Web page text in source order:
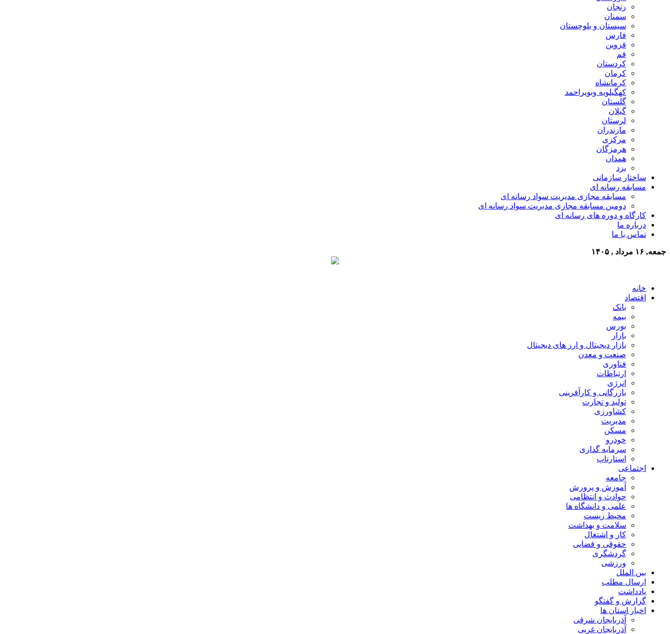
زنجان
سمنان
سیستان و بلوچستان
فارس
قزوین
قم
کردستان
کرمان
کرمانشاه
کهگیلویه وبویراحمد
گلستان
گیلان
لرستان
مازندران
مرکزی
هرمزگان
همدان
یزد
ساختار سازمانی
مسابقه رسانه ای
مسابقه مجازی مدیریت سواد رسانه ای
دومین مسابقه مجازی مدیریت سواد رسانه ای
کارگاه و دوره های رسانه ای
درباره ما
تماس با ما
جمعه, ۱۶ مرداد , ۱۴۰۵
خانه
اقتصاد
بانک
بیمه
بورس
بازار
بازار دیجیتال و ارز های دیجیتال
صنعت و معدن
فناوری
ارتباطات
انرژی
بازرگانی و کارآفرینی
تولید و تجارت
کشاورزی
مدیریت
مسکن
خودرو
سرمایه گذاری
استارتاپ
اجتماعی
جامعه
آموزش و پرورش
حوادث و انتظامی
علمی و دانشگاه ها
محیط زیست
سلامت و بهداشت
کار و اشتغال
حقوقی و قضایی
گردشگری
ورزشی
بین الملل
ارسال مطلب
یادداشت
گزارش و گفتگو
اخبار استان ها
آذربایجان شرقی
آذربایجان غربی